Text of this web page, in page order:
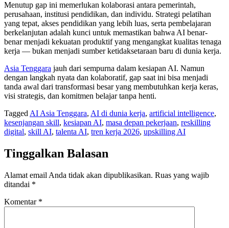
Menutup gap ini memerlukan kolaborasi antara pemerintah,
perusahaan, institusi pendidikan, dan individu. Strategi pelatihan
yang tepat, akses pendidikan yang lebih luas, serta pembelajaran
berkelanjutan adalah kunci untuk memastikan bahwa AI benar-
benar menjadi kekuatan produktif yang mengangkat kualitas tenaga
kerja — bukan menjadi sumber ketidaksetaraan baru di dunia kerja.
Asia Tenggara jauh dari sempurna dalam kesiapan AI. Namun
dengan langkah nyata dan kolaboratif, gap saat ini bisa menjadi
tanda awal dari transformasi besar yang membutuhkan kerja keras,
visi strategis, dan komitmen belajar tanpa henti.
Tagged AI Asia Tenggara, AI di dunia kerja, artificial intelligence,
kesenjangan skill, kesiapan AI, masa depan pekerjaan, reskilling
digital, skill AI, talenta AI, tren kerja 2026, upskilling AI
Tinggalkan Balasan
Alamat email Anda tidak akan dipublikasikan. Ruas yang wajib
ditandai *
Komentar *